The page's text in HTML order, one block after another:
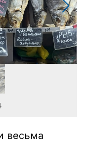
весьма